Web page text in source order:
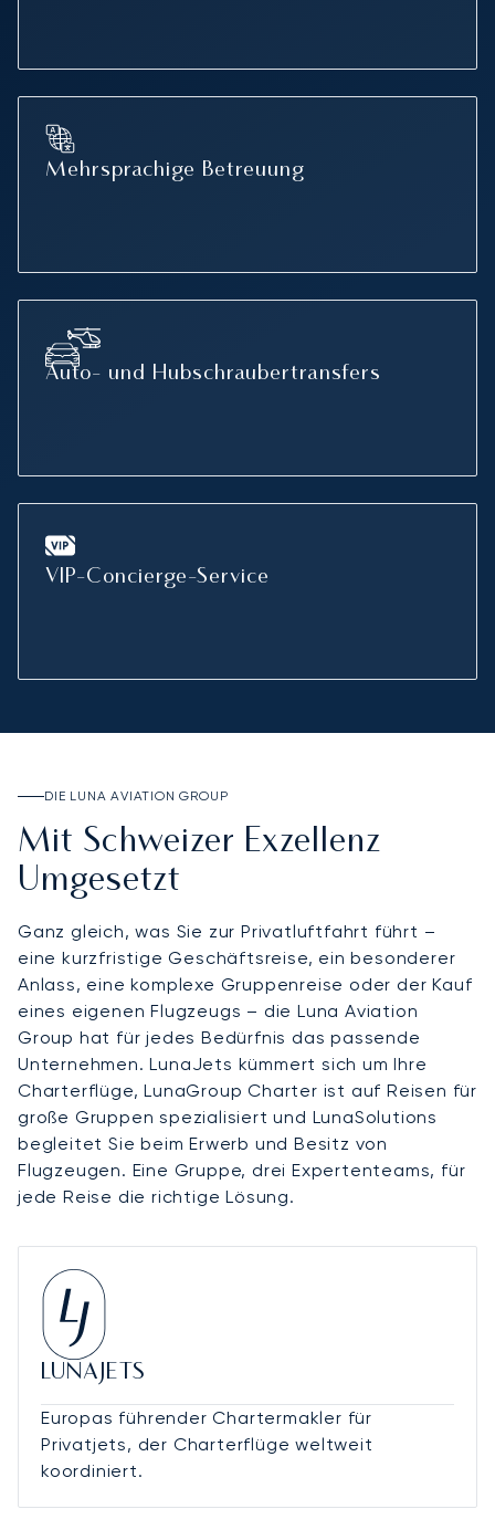
Mehrsprachige Betreuung
Auto- und Hubschraubertransfers
VIP-Concierge-Service
DIE LUNA AVIATION GROUP
Mit Schweizer Exzellenz
Umgesetzt
Ganz gleich, was Sie zur Privatluftfahrt führt –
eine kurzfristige Geschäftsreise, ein besonderer
Anlass, eine komplexe Gruppenreise oder der Kauf
eines eigenen Flugzeugs – die Luna Aviation
Group hat für jedes Bedürfnis das passende
Unternehmen. LunaJets kümmert sich um Ihre
Charterflüge, LunaGroup Charter ist auf Reisen für
große Gruppen spezialisiert und LunaSolutions
begleitet Sie beim Erwerb und Besitz von
Flugzeugen. Eine Gruppe, drei Expertenteams, für
jede Reise die richtige Lösung.
LUNAJETS
Europas führender Chartermakler für
Privatjets, der Charterflüge weltweit
koordiniert.